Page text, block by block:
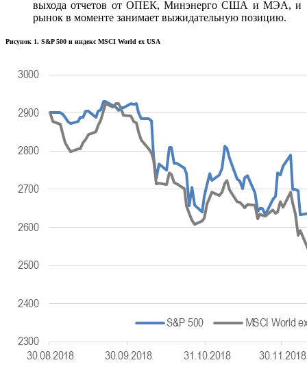
выхода отчетов от ОПЕК, Минэнерго США и МЭА, и
рынок в моменте занимает выжидательную позицию.
Рисунок 1. S&P 500 и индекс MSCI World ex USA